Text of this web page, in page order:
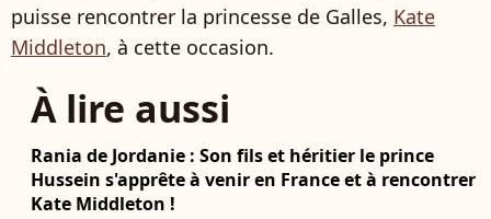
puisse rencontrer la princesse de Galles, Kate
Middleton, à cette occasion.
À lire aussi
Rania de Jordanie : Son fils et héritier le prince
Hussein s'apprête à venir en France et à rencontrer
Kate Middleton !